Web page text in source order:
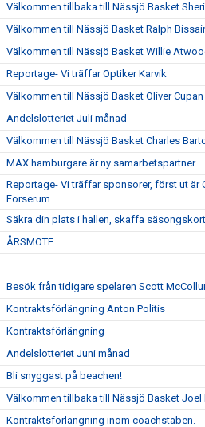
Välkommen tillbaka till Nässjö Basket
Välkommen till Nässjö Basket Ralph
Välkommen till Nässjö Basket Willie
Reportage- Vi träffar Optiker Karvik
Välkommen till Nässjö Basket Oliver Cupan
Andelslotteriet Juli månad
Välkommen till Nässjö Basket Charles
MAX hamburgare är ny samarbetspartner
Reportage- Vi träffar sponsorer, först ut är
Forserum.
Säkra din plats i hallen, skaffa
ÅRSMÖTE
Besök från tidigare spelaren Scott
Kontraktsförlängning Anton Politis
Kontraktsförlängning
Andelslotteriet Juni månad
Bli snyggast på beachen!
Välkommen tillbaka till Nässjö Basket Joel
Kontraktsförlängning inom coachstaben.